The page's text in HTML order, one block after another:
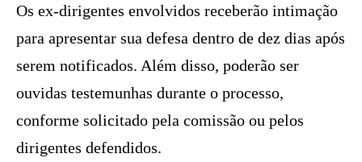
Os ex-dirigentes envolvidos receberão intimação
para apresentar sua defesa dentro de dez dias após
serem notificados. Além disso, poderão ser
ouvidas testemunhas durante o processo,
conforme solicitado pela comissão ou pelos
dirigentes defendidos.